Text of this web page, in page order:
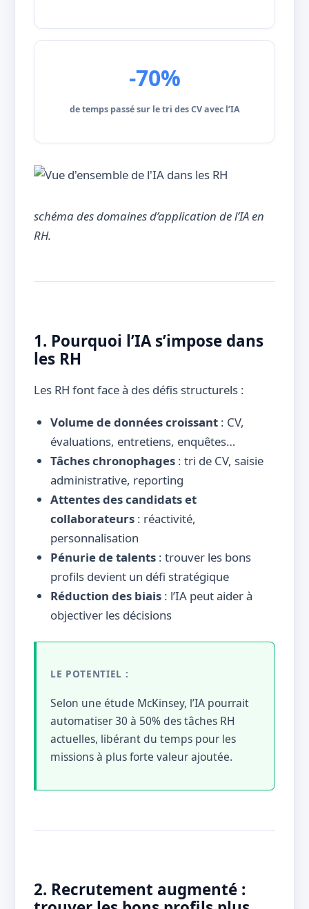
-70%
de temps passé sur le tri des CV avec l’IA
schéma des domaines d’application de l’IA en
RH.
1. Pourquoi l’IA s’impose dans
les RH
Les RH font face à des défis structurels :
Volume de données croissant : CV,
évaluations, entretiens, enquêtes…
Tâches chronophages : tri de CV, saisie
administrative, reporting
Attentes des candidats et
collaborateurs : réactivité,
personnalisation
Pénurie de talents : trouver les bons
profils devient un défi stratégique
Réduction des biais : l’IA peut aider à
objectiver les décisions
LE POTENTIEL :
Selon une étude McKinsey, l’IA pourrait
automatiser 30 à 50% des tâches RH
actuelles, libérant du temps pour les
missions à plus forte valeur ajoutée.
2. Recrutement augmenté :